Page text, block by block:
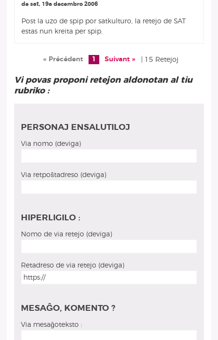
de sat, 19a decembro 2006
Post la uzo de spip por satkulturo, la retejo de SAT
estas nun kreita per spip.
« Précédent 1 Suivant » | 15 Retejoj
Vi povas proponi retejon aldonotan al tiu
rubriko :
PERSONAJ ENSALUTILOJ
Via nomo (deviga)
Via retpoŝtadreso (deviga)
HIPERLIGILO :
Nomo de via retejo (deviga)
Retadreso de via retejo (deviga)
MESAĜO, KOMENTO ?
Via mesaĝoteksto :